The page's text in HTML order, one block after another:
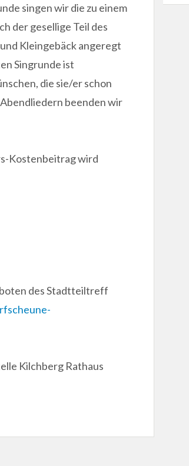
singen wir die zu einem
der gesellige Teil des
Kleingebäck angeregt
Singrunde ist
die sie/er schon
beenden wir
Kostenbeitrag wird
des Stadtteiltreff
Kilchberg Rathaus